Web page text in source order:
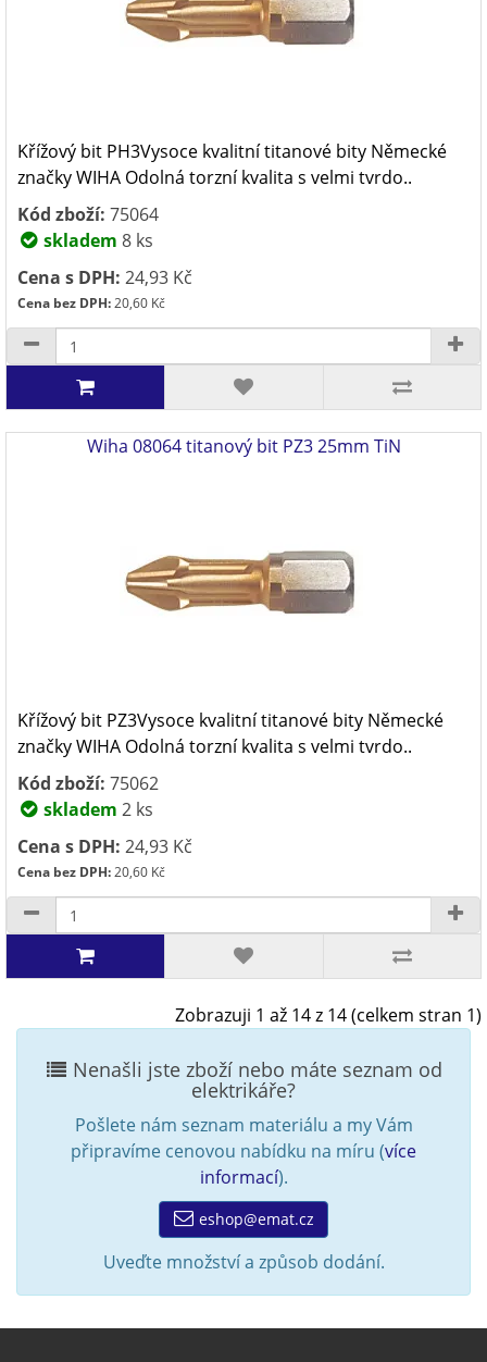
Křížový bit PH3Vysoce kvalitní titanové bity Německé
značky WIHA Odolná torzní kvalita s velmi tvrdo..
Kód zboží: 75064
skladem 8 ks
Cena s DPH: 24,93 Kč
Cena bez DPH:20,60 Kč
Wiha 08064 titanový bit PZ3 25mm TiN
Křížový bit PZ3Vysoce kvalitní titanové bity Německé
značky WIHA Odolná torzní kvalita s velmi tvrdo..
Kód zboží: 75062
skladem 2 ks
Cena s DPH: 24,93 Kč
Cena bez DPH:20,60 Kč
Zobrazuji 1 až 14 z 14 (celkem stran 1)
Nenašli jste zboží nebo máte seznam od
elektrikáře?
Pošlete nám seznam materiálu a my Vám
připravíme cenovou nabídku na míru (více
informací).
eshop@emat.cz
Uveďte množství a způsob dodání.